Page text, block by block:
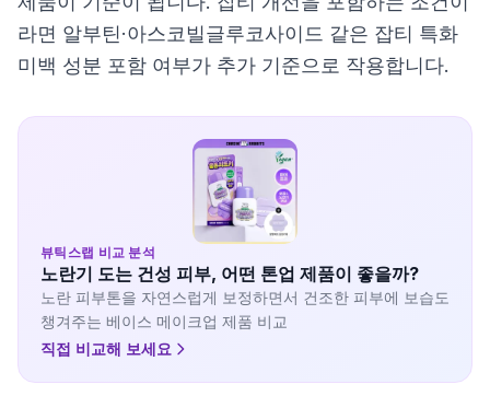
라면 알부틴·아스코빌글루코사이드 같은 잡티 특화
미백 성분 포함 여부가 추가 기준으로 작용합니다.
뷰틱스랩 비교 분석
노란기 도는 건성 피부, 어떤 톤업 제품이 좋을까?
노란 피부톤을 자연스럽게 보정하면서 건조한 피부에 보습도
챙겨주는 베이스 메이크업 제품 비교
직접 비교해 보세요